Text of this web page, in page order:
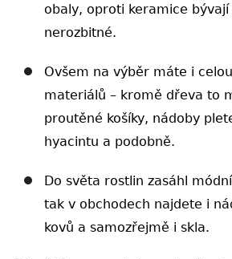
obaly, oproti keramice bývají
nerozbitné.
Ovšem na výběr máte i
materiálů – kromě dřeva to
proutěné košíky, nádoby
hyacintu a podobně.
Do světa rostlin zasáhl
tak v obchodech najdete i
kovů a samozřejmě i skla.